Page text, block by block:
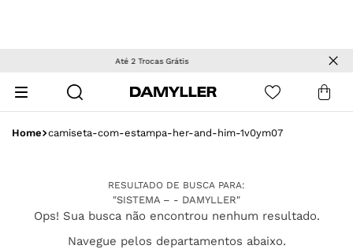
OUTLET| Peças com descontos especiais!
camiseta-com-estampa-her-and-him-1v0ym07
RESULTADO DE BUSCA PARA:
"SISTEMA – - DAMYLLER"
Ops! Sua busca não encontrou nenhum resultado.
Navegue pelos departamentos abaixo.